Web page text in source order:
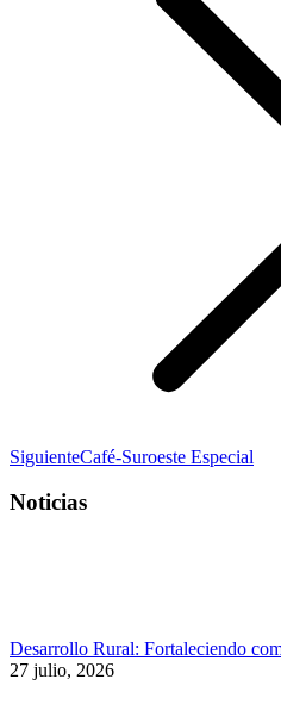
SiguientePublicación
Café-Suroeste Especial
Noticias
Desarrollo Rural: Fortaleciendo
27 julio, 2026